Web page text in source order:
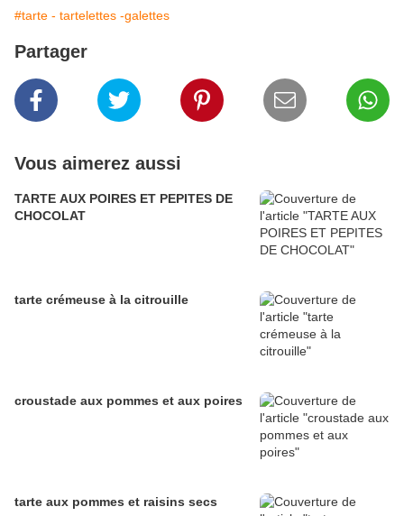
#tarte - tartelettes -galettes
Partager
Vous aimerez aussi
TARTE AUX POIRES ET PEPITES DE
CHOCOLAT
tarte crémeuse à la citrouille
croustade aux pommes et aux poires
tarte aux pommes et raisins secs